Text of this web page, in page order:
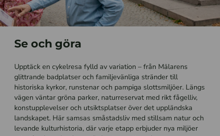
Se och göra
Upptäck en cykelresa fylld av variation – från Mälarens
glittrande badplatser och familjevänliga stränder till
historiska kyrkor, runstenar och pampiga slottsmiljöer. Längs
vägen väntar gröna parker, naturreservat med rikt fågelliv,
konstupplevelser och utsiktsplatser över det uppländska
landskapet. Här samsas småstadsliv med stillsam natur och
levande kulturhistoria, där varje etapp erbjuder nya miljöer